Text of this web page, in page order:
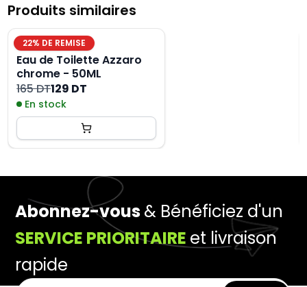
Produits similaires
22% DE REMISE
Eau de Toilette Azzaro
chrome - 50ML
165 DT129 DT
En stock
Abonnez-vous& Bénéficiez d'un
SERVICE PRIORITAIRE et livraison
rapide